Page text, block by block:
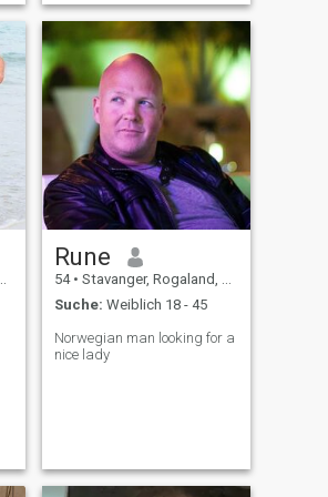
Rune
54 • Stavanger, Rogaland, Norwegen
Suche: Weiblich 18 - 45
Norwegian man looking for a
nice lady